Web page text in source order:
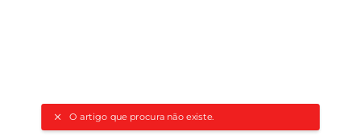
O artigo que procura não existe.